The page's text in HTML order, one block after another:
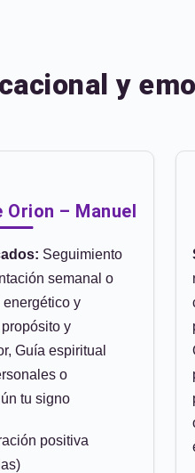
y
Orion – Manuel
Seguimiento
semanal o
y
y
Guía espiritual
o
tu signo
positiva